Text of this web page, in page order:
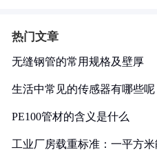
热门文章
无缝钢管的常用规格及壁厚
生活中常见的传感器有哪些呢
PE100管材的含义是什么
工业厂房载重标准：一平方